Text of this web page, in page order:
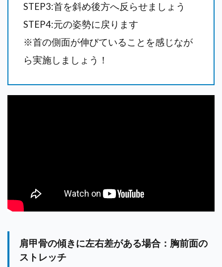
STEP3:首を斜め後方へ反らせましょう
STEP4:元の姿勢に戻ります
※首の側面が伸びていることを感じなが
ら実施しましょう！
肩甲骨の傾きに左右差がある場合：胸前面の
ストレッチ